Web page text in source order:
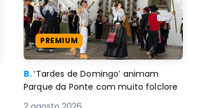
PREMIUM
B.‘Tardes de Domingo’ animam
Parque da Ponte com muito folclore